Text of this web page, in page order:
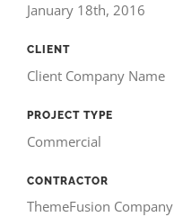
January 18th, 2016
CLIENT
Client Company Name
PROJECT TYPE
Commercial
CONTRACTOR
ThemeFusion Company